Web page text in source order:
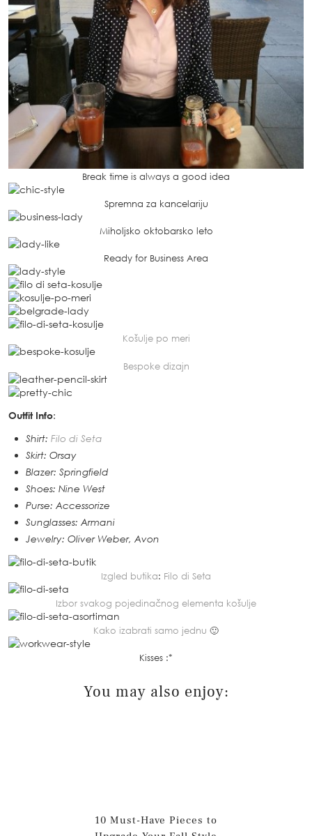
Break time is always a good idea
Spremna za kancelariju
Miholjsko oktobarsko leto
Ready for Business Area
Košulje po meri
Bespoke dizajn
Outfit Info:
Shirt: Filo di Seta
Skirt: Orsay
Blazer: Springfield
Shoes: Nine West
Purse: Accessorize
Sunglasses: Armani
Jewelry: Oliver Weber, Avon
Izgled butika: Filo di Seta
Izbor svakog pojedinačnog elementa košulje
Kako izabrati samo jednu 🙂
Kisses :*
You may also enjoy:
10 Must-Have Pieces to